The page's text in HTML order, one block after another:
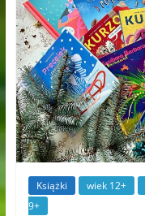
Książki wiek 12+
9+